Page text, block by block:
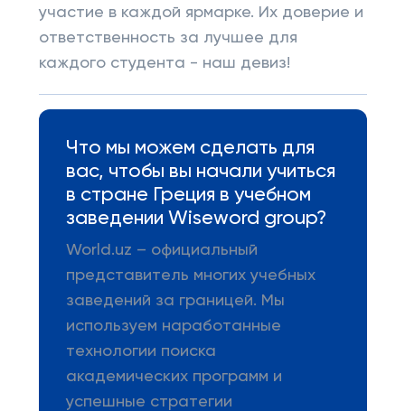
участие в каждой ярмарке. Их доверие и
ответственность за лучшее для
каждого студента - наш девиз!
Что мы можем сделать для
вас, чтобы вы начали учиться
в стране Греция в учебном
заведении Wiseword group?
World.uz – официальный
представитель многих учебных
заведений за границей. Мы
используем наработанные
технологии поиска
академических программ и
успешные стратегии